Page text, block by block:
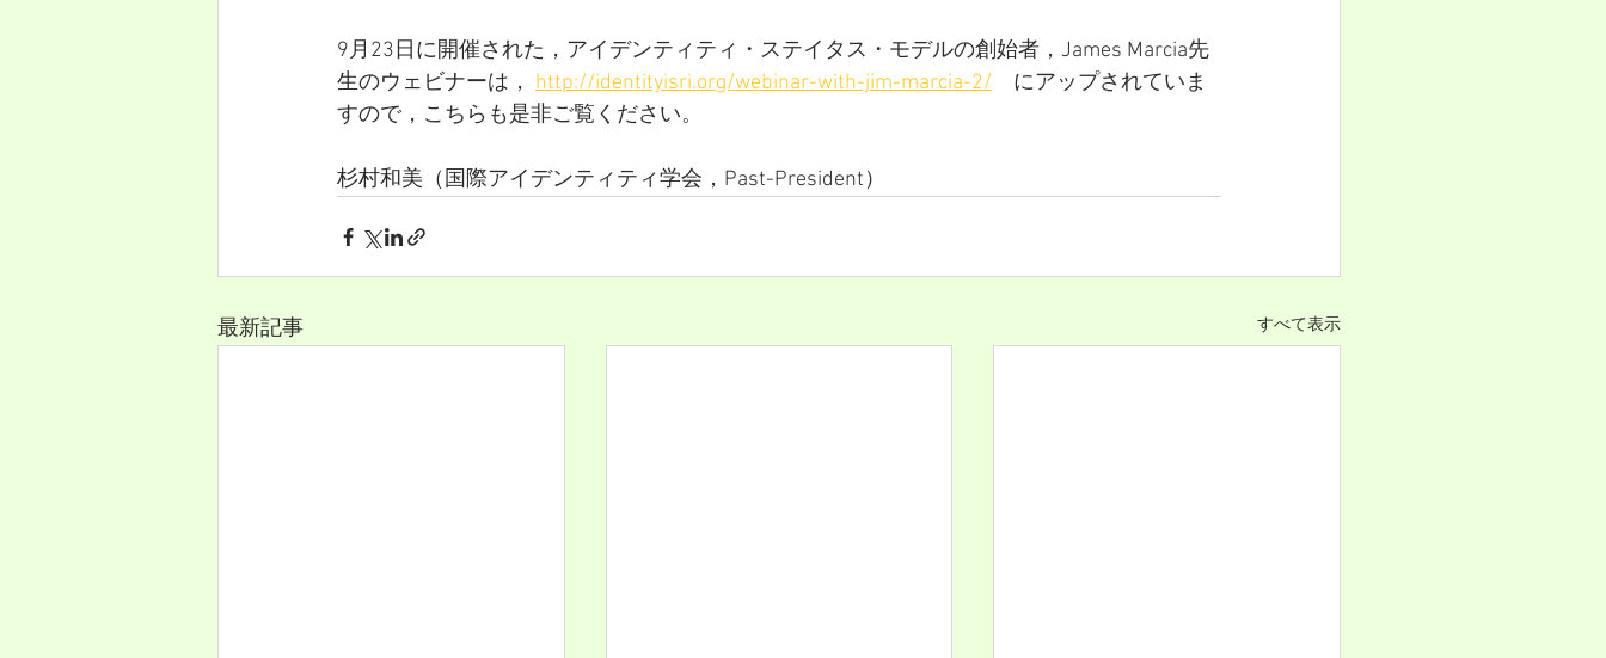
9月23日に開催された，アイデンティティ・ステイタス・モデルの創始者，James Marcia先
生のウェビナーは， http://identityisri.org/webinar-with-jim-marcia-2/ にアップされていま
すので，こちらも是非ご覧ください。
杉村和美（国際アイデンティティ学会，Past-President）
最新記事 すべて表示